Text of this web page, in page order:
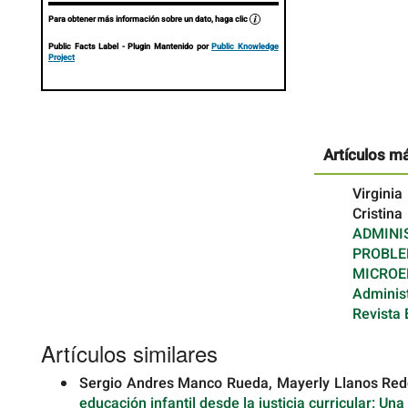
Para obtener más información sobre un dato, haga clic
Public Facts Label - Plugin Mantenido porPublic Knowledge
Project
Artículos
Cristina
Revista
Artículos similares
Sergio Andres Manco Rueda, Mayerly Llanos